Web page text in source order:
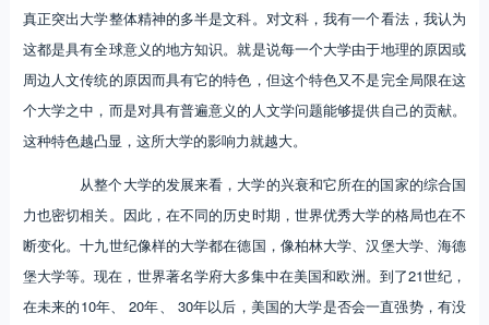
真正突出大学整体精神的多半是文科。对文科，我有一个看法，我认为
这都是具有全球意义的地方知识。就是说每一个大学由于地理的原因或
周边人文传统的原因而具有它的特色，但这个特色又不是完全局限在这
个大学之中，而是对具有普遍意义的人文学问题能够提供自己的贡献。
这种特色越凸显，这所大学的影响力就越大。
从整个大学的发展来看，大学的兴衰和它所在的国家的综合国
力也密切相关。因此，在不同的历史时期，世界优秀大学的格局也在不
断变化。十九世纪像样的大学都在德国，像柏林大学、汉堡大学、海德
堡大学等。现在，世界著名学府大多集中在美国和欧洲。到了21世纪，
在未来的10年、 20年、 30年以后，美国的大学是否会一直强势，有没